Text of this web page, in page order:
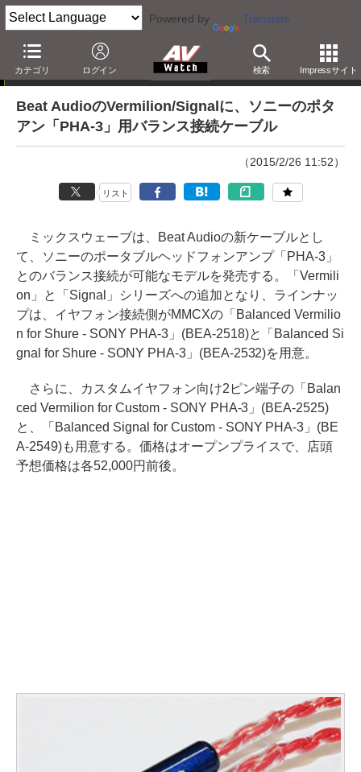
Powered by Translate
カテゴリ ログイン 検索 Impressサイト
ニュース
Beat AudioのVermilion/Signalに、ソニーのポタ
アン「PHA-3」用バランス接続ケーブル
（2015/2/26 11:52）
リスト
ミックスウェーブは、Beat Audioの新ケーブルとし
て、ソニーのポータブルヘッドフォンアンプ「PHA-3」
とのバランス接続が可能なモデルを発売する。「Vermili
on」と「Signal」シリーズへの追加となり、ラインナッ
プは、イヤフォン接続側がMMCXの「Balanced Vermilio
n for Shure - SONY PHA-3」(BEA-2518)と「Balanced Si
gnal for Shure - SONY PHA-3」(BEA-2532)を用意。
さらに、カスタムイヤフォン向け2ピン端子の「Balan
ced Vermilion for Custom - SONY PHA-3」(BEA-2525)
と、「Balanced Signal for Custom - SONY PHA-3」(BE
A-2549)も用意する。価格はオープンプライスで、店頭
予想価格は各52,000円前後。